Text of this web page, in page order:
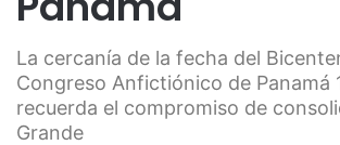
La cercanía de la fecha del
Congreso Anfictiónico de Panamá
recuerda el compromiso de
Grande